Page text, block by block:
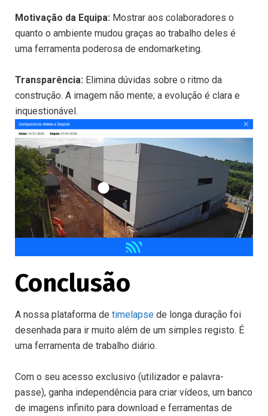
Motivação da Equipa: Mostrar aos colaboradores o
quanto o ambiente mudou graças ao trabalho deles é
uma ferramenta poderosa de endomarketing.
Transparência: Elimina dúvidas sobre o ritmo da
construção. A imagem não mente; a evolução é clara e
inquestionável.
Conclusão
A nossa plataforma de timelapse de longa duração foi
desenhada para ir muito além de um simples registo. É
uma ferramenta de trabalho diário.
Com o seu acesso exclusivo (utilizador e palavra-
passe), ganha independência para criar vídeos, um banco
de imagens infinito para download e ferramentas de